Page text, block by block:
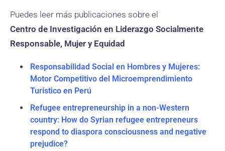
Puedes leer más publicaciones sobre el
Centro de Investigación en Liderazgo Socialmente
Responsable, Mujer y Equidad
Responsabilidad Social en Hombres y Mujeres:
Motor Competitivo del Microemprendimiento
Turístico en Perú
Refugee entrepreneurship in a non-Western
country: How do Syrian refugee entrepreneurs
respond to diaspora consciousness and negative
prejudice?